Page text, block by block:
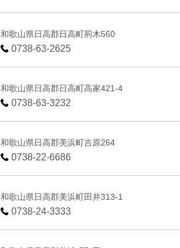
和歌山県日高郡日高町荊木560
0738-63-2625
和歌山県日高郡日高町高家421-4
0738-63-3232
和歌山県日高郡美浜町吉原264
0738-22-6686
和歌山県日高郡美浜町田井313-1
0738-24-3333